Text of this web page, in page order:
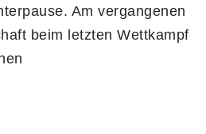
Am vergangenen
beim letzten Wettkampf